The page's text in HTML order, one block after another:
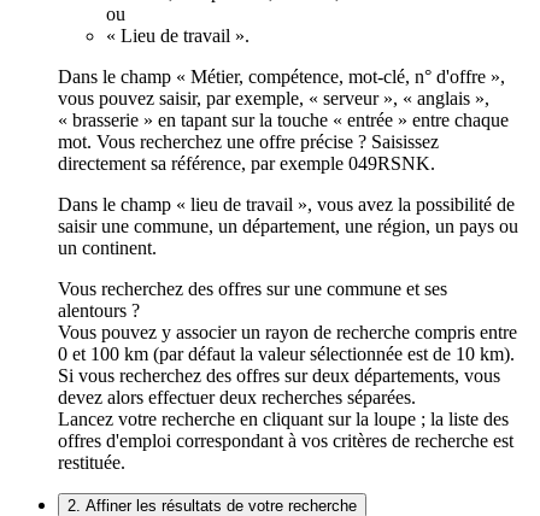
ou
« Lieu de travail ».
Dans le champ « Métier, compétence, mot-clé, n° d'offre »,
vous pouvez saisir, par exemple, « serveur », « anglais »,
« brasserie » en tapant sur la touche « entrée » entre chaque
mot. Vous recherchez une offre précise ? Saisissez
directement sa référence, par exemple 049RSNK.
Dans le champ « lieu de travail », vous avez la possibilité de
saisir une commune, un département, une région, un pays ou
un continent.
Vous recherchez des offres sur une commune et ses
alentours ?
Vous pouvez y associer un rayon de recherche compris entre
0 et 100 km (par défaut la valeur sélectionnée est de 10 km).
Si vous recherchez des offres sur deux départements, vous
devez alors effectuer deux recherches séparées.
Lancez votre recherche en cliquant sur la loupe ; la liste des
offres d'emploi correspondant à vos critères de recherche est
restituée.
2. Affiner les résultats de votre recherche